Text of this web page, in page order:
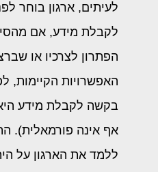
לעיתים, ארגון בוחר
לקבלת מידע, אם
הפתרון לצרכיו או
האפשרויות הקיימות,
בקשה לקבלת מידע
אף אינה פורמאלית).
ללמד את הארגון על